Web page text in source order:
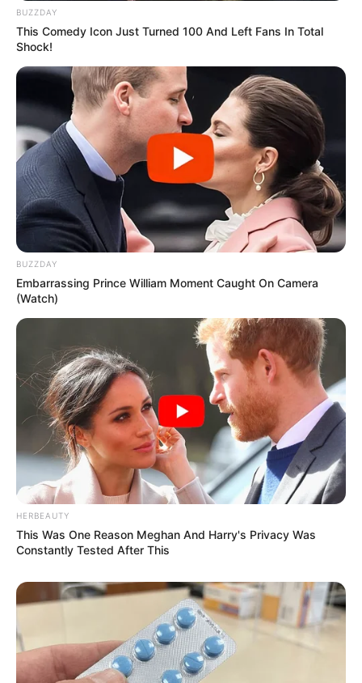
BUZZDAY
This Comedy Icon Just Turned 100 And Left Fans In Total
Shock!
BUZZDAY
Embarrassing Prince William Moment Caught On Camera
(Watch)
HERBEAUTY
This Was One Reason Meghan And Harry's Privacy Was
Constantly Tested After This